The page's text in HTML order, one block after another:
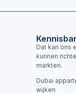
Dat kan ons
kunnen
markten.
Dubai
wijken